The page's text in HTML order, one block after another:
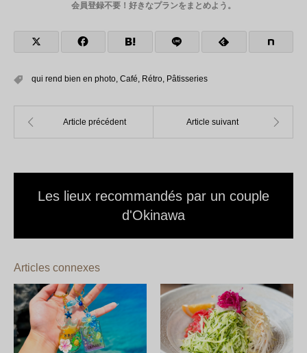
会員登録不要！好きなプランをまとめよう。
qui rend bien en photo, Café, Rétro, Pâtisseries
Les lieux recommandés par un couple
d'Okinawa
Articles connexes